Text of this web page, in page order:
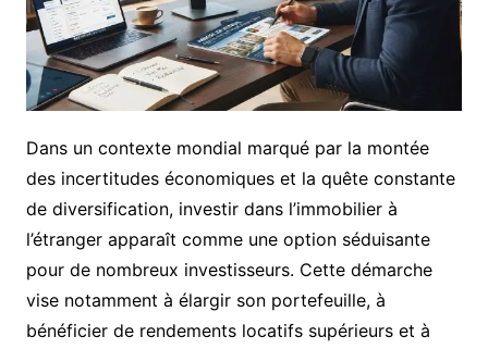
Dans un contexte mondial marqué par la montée
des incertitudes économiques et la quête constante
de diversification, investir dans l’immobilier à
l’étranger apparaît comme une option séduisante
pour de nombreux investisseurs. Cette démarche
vise notamment à élargir son portefeuille, à
bénéficier de rendements locatifs supérieurs et à